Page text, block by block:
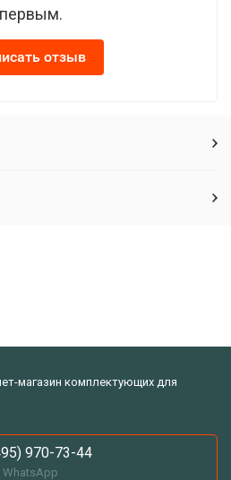
первым.
отзыв
магазин комплектующих для
970-73-44
WhatsApp